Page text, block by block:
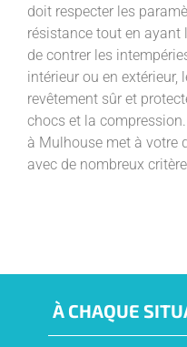
doit respecter les
résistance tout en ayant
de contrer les
intérieur ou en extérieur,
revêtement sûr et
chocs et la
à Mulhouse met à votre
avec de nombreux
À CHAQUE